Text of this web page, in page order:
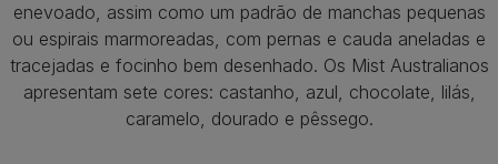
enevoado, assim como um padrão de manchas pequenas
ou espirais marmoreadas, com pernas e cauda aneladas e
tracejadas e focinho bem desenhado. Os Mist Australianos
apresentam sete cores: castanho, azul, chocolate, lilás,
caramelo, dourado e pêssego.